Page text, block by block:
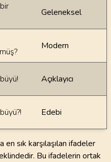
Geleneksel
Modern
Açıklayıcı
Edebi
sık karşılaşılan ifadeler
Bu ifadelerin ortak